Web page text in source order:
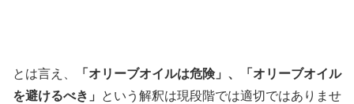
とは言え、
「オリーブオイルは危険」、「オリーブオイル
を避けるべき」
という解釈は現段階では適切ではありませ